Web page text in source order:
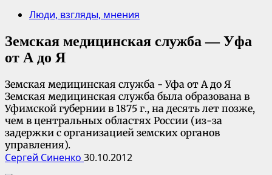
Люди, взгляды, мнения
Земская медицинская служба — Уфа
от А до Я
Земская медицинская служба - Уфа от А до Я
Земская медицинская служба была образована в
Уфимской губернии в 1875 г., на десять лет позже,
чем в центральных областях России (из-за
задержки с организацией земских органов
управления).
Сергей Синенко 30.10.2012